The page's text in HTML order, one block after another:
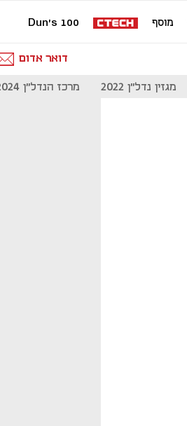
מוסף Dun's 100
דואר אדום
מגזין נדל"ן 2022 מרכז הנדל"ן 2024